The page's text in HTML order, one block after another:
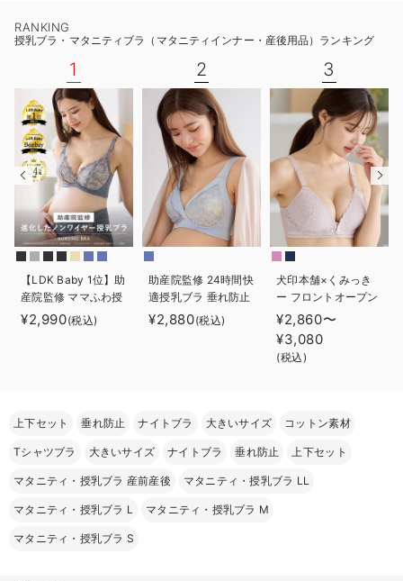
ファルスカ
入院準備の持ち物チェック
RANKING
授乳ブラ・マタニティブラ（マタニティインナー・産後用品）ランキング
1
【LDK Baby 1位】助
産院監修 ママふわ授
乳ブラ 垂れ防止 フィ
ットグミ ノンワイヤ
¥2,990(税込)
2
助産院監修 24時間快
適授乳ブラ 垂れ防止
｜ マタニティ・授乳
ブラ
¥2,880(税込)
3
犬印本舗×くみっき
ー フロントオープン
レース マタニテ
ィ・授乳ブラ
¥2,860〜
¥3,080
(税込)
上下セット 垂れ防止 ナイトブラ 大きいサイズ コットン素材
Tシャツブラ 大きいサイズ ナイトブラ 垂れ防止 上下セット
マタニティ・授乳ブラ 産前産後 マタニティ・授乳ブラ LL
マタニティ・授乳ブラ L マタニティ・授乳ブラ M
マタニティ・授乳ブラ S